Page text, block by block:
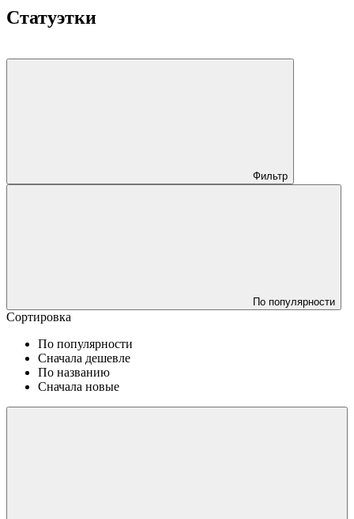
Статуэтки
Фильтр
По популярности
Сортировка
По популярности
Сначала дешевле
По названию
Сначала новые